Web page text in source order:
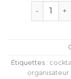
quantité
Étiquettes :
organisateur